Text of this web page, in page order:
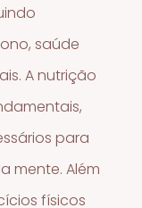
saúde
A nutrição
para
mente. Além
físicos